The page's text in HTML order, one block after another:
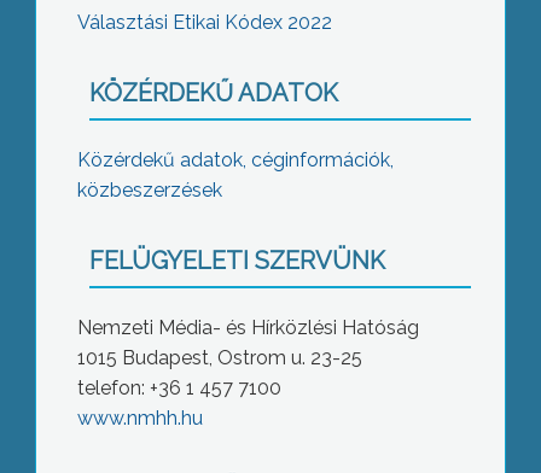
Választási Etikai Kódex 2022
KÖZÉRDEKŰ ADATOK
Közérdekű adatok, céginformációk,
közbeszerzések
FELÜGYELETI SZERVÜNK
Nemzeti Média- és Hírközlési Hatóság
1015 Budapest, Ostrom u. 23-25
telefon: +36 1 457 7100
www.nmhh.hu